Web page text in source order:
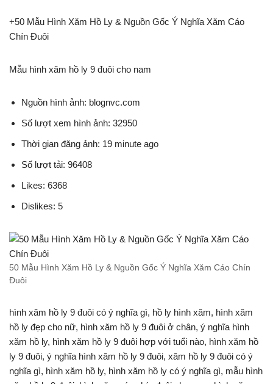
+50 Mẫu Hình Xăm Hồ Ly & Nguồn Gốc Ý Nghĩa Xăm Cáo
Chín Đuôi
Mẫu hình xăm hồ ly 9 đuôi cho nam
Nguồn hình ảnh: blognvc.com
Số lượt xem hình ảnh: 32950
Thời gian đăng ảnh: 19 minute ago
Số lượt tải: 96408
Likes: 6368
Dislikes: 5
50 Mẫu Hình Xăm Hồ Ly & Nguồn Gốc Ý Nghĩa Xăm Cáo Chín
Đuôi
hình xăm hồ ly 9 đuôi có ý nghĩa gì, hồ ly hình xăm, hình xăm
hồ ly đẹp cho nữ, hình xăm hồ ly 9 đuôi ở chân, ý nghĩa hình
xăm hồ ly, hình xăm hồ ly 9 đuôi hợp với tuổi nào, hình xăm hồ
ly 9 đuôi, ý nghĩa hình xăm hồ ly 9 đuôi, xăm hồ ly 9 đuôi có ý
nghĩa gì, hình xăm hồ ly, hình xăm hồ ly có ý nghĩa gì, mẫu hình